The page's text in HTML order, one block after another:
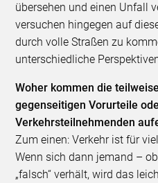
übersehen und einen Unfall
versuchen hingegen auf
durch volle Straßen zu
unterschiedliche
Woher kommen die
gegenseitigen Vorurteile
Verkehrsteilnehmenden
Zum einen: Verkehr ist für
Wenn sich dann jemand –
„falsch“ verhält, wird das